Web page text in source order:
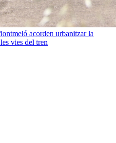
acorden urbanitzar la
vies del tren